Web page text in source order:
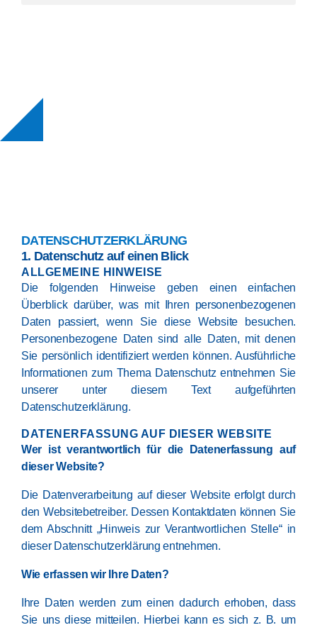
DATENSCHUTZERKLÄRUNG
1. Datenschutz auf einen Blick
ALLGEMEINE HINWEISE
Die folgenden Hinweise geben einen einfachen
Überblick darüber, was mit Ihren personenbezogenen
Daten passiert, wenn Sie diese Website besuchen.
Personenbezogene Daten sind alle Daten, mit denen
Sie persönlich identifiziert werden können. Ausführliche
Informationen zum Thema Datenschutz entnehmen Sie
unserer unter diesem Text aufgeführten
Datenschutzerklärung.
DATENERFASSUNG AUF DIESER WEBSITE
Wer ist verantwortlich für die Datenerfassung auf
dieser Website?
Die Datenverarbeitung auf dieser Website erfolgt durch
den Websitebetreiber. Dessen Kontaktdaten können Sie
dem Abschnitt „Hinweis zur Verantwortlichen Stelle“ in
dieser Datenschutzerklärung entnehmen.
Wie erfassen wir Ihre Daten?
Ihre Daten werden zum einen dadurch erhoben, dass
Sie uns diese mitteilen. Hierbei kann es sich z. B. um